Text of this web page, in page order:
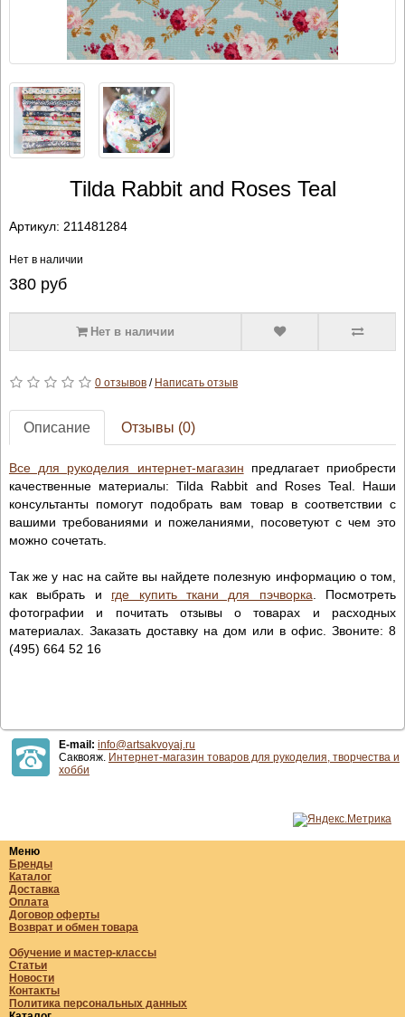
Tilda Rabbit and Roses Teal
Артикул: 211481284
Нет в наличии
380руб
Нет в наличии
0 отзывов/ Написать отзыв
Описание Отзывы (0)
Все для рукоделия интернет-магазин предлагает приобрести
качественные материалы: Tilda Rabbit and Roses Teal. Наши
консультанты помогут подобрать вам товар в соответствии с
вашими требованиями и пожеланиями, посоветуют с чем это
можно сочетать.
Так же у нас на сайте вы найдете полезную информацию о том,
как выбрать и где купить ткани для пэчворка . Посмотреть
фотографии и почитать отзывы о товарах и расходных
материалах. Заказать доставку на дом или в офис. Звоните: 8
(495) 664 52 16
E-mail: info@artsakvoyaj.ru
Саквояж. Интернет-магазин товаров для рукоделия, творчества и
хобби
Меню
Бренды
Каталог
Доставка
Оплата
Договор оферты
Возврат и обмен товара
Обучение и мастер-классы
Статьи
Новости
Контакты
Политика персональных данных